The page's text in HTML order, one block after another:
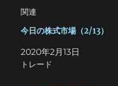
関連
今日の株式市場（2/13）
2020年2月13日
トレード